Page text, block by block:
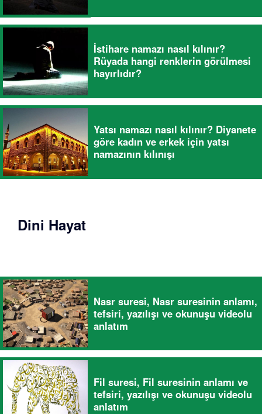
İstihare namazı nasıl kılınır?
Rüyada hangi renklerin görülmesi
hayırlıdır?
Yatsı namazı nasıl kılınır? Diyanete
göre kadın ve erkek için yatsı
namazının kılınışı
Dini Hayat
Nasr suresi, Nasr suresinin anlamı,
tefsiri, yazılışı ve okunuşu videolu
anlatım
Fil suresi, Fil suresinin anlamı ve
tefsiri, yazılışı ve okunuşu videolu
anlatım